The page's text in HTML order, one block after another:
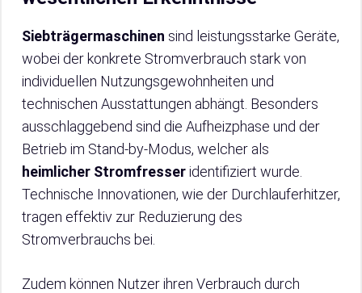
Siebträgermaschinen sind leistungsstarke Geräte,
wobei der konkrete Stromverbrauch stark von
individuellen Nutzungsgewohnheiten und
technischen Ausstattungen abhängt. Besonders
ausschlaggebend sind die Aufheizphase und der
Betrieb im Stand-by-Modus, welcher als
heimlicher Stromfresseridentifiziert wurde.
Technische Innovationen, wie der Durchlauferhitzer,
tragen effektiv zur Reduzierung des
Stromverbrauchs bei.
Zudem können Nutzer ihren Verbrauch durch